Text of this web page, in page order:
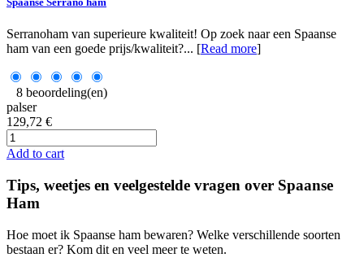
Serranoham van superieure kwaliteit! Op zoek naar een Spaanse
ham van een goede prijs/kwaliteit?... [Read more]
8 beoordeling(en)
palser
129,72 €
Add to cart
Tips, weetjes en veelgestelde vragen over Spaanse
Ham
Hoe moet ik Spaanse ham bewaren? Welke verschillende soorten
bestaan er? Kom dit en veel meer te weten.